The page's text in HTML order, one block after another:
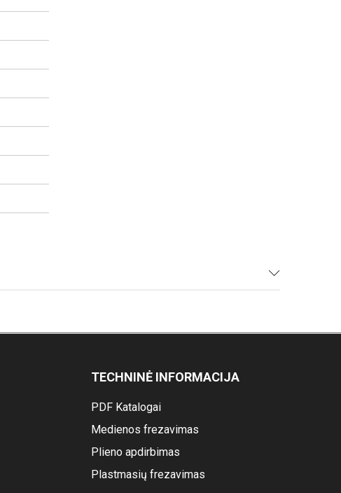
TECHNINĖ INFORMACIJA
PDF Katalogai
Medienos frezavimas
Plieno apdirbimas
Plastmasių frezavimas